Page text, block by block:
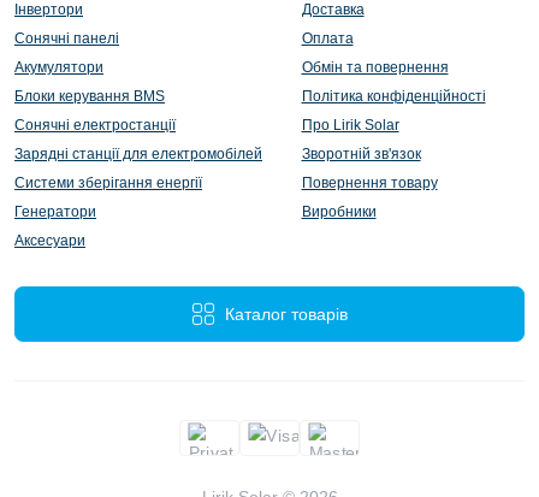
Інвертори
Сонячні панелі
Акумулятори
Блоки керування BMS
Сонячні електростанції
Зарядні станції для електромобілей
Системи зберігання енергії
Генератори
Аксесуари
Доставка
Оплата
Обмін та повернення
Політика конфіденційності
Про Lirik Solar
Зворотній зв'язок
Повернення товару
Виробники
Каталог товарів